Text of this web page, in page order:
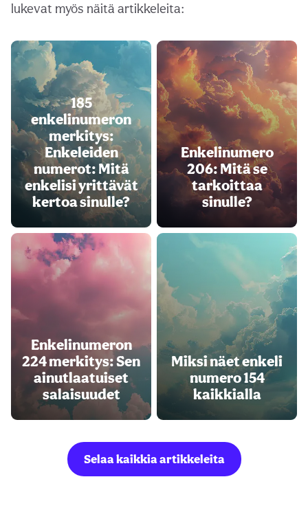
lukevat myös näitä artikkeleita:
185
enkelinumeron
merkitys:
Enkeleiden
numerot: Mitä
enkelisi yrittävät
kertoa sinulle?
Enkelinumero
206: Mitä se
tarkoittaa
sinulle?
Enkelinumeron
224 merkitys: Sen
ainutlaatuiset
salaisuudet
Miksi näet enkeli
numero 154
kaikkialla
Selaa kaikkia artikkeleita